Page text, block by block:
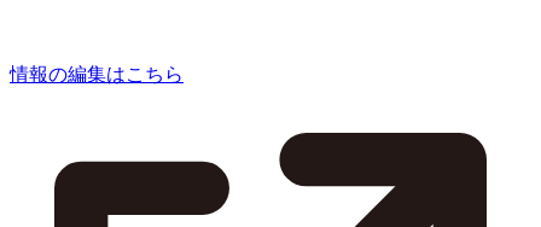
情報の編集はこちら